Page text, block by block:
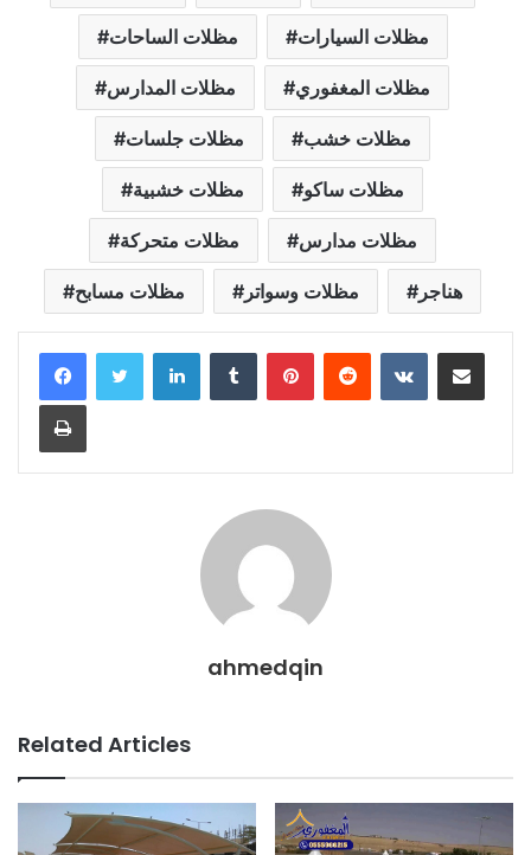
مظلات الساحات مظلات السيارات
مظلات المدارس مظلات المغفوري
مظلات جلسات مظلات خشب
مظلات خشبية مظلات ساكو
مظلات متحركة مظلات مدارس
مظلات مسابح مظلات وسواتر هناجر
LinkedInTumblr PinterestReddit VKontakteShare via Email
Print
ahmedqin
Related Articles